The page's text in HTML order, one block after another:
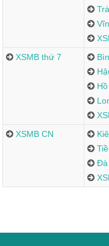
XSMB thứ 7
XSMB CN
Đà